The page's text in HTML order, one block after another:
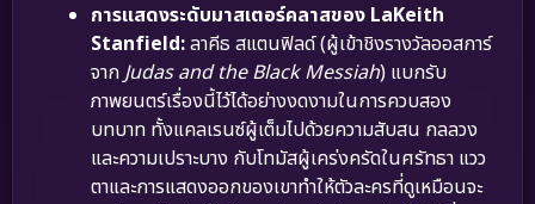
การแสดงระดับมาสเตอร์คลาสของ LaKeith
Stanfield:ลาคีธ สแตนฟิลด์ (ผู้เข้าชิงรางวัลออสการ์
จากJudas and the Black Messiah) แบกรับ
ภาพยนตร์เรื่องนี้ไว้ได้อย่างงดงามในการควบสอง
บทบาท ทั้งแคลเรนซ์ผู้เต็มไปด้วยความสับสน กลลวง
และความเปราะบาง กับโทมัสผู้เคร่งครัดในศรัทธา แวว
ตาและการแสดงออกของเขาทำให้ตัวละครที่ดูเหมือนจะ